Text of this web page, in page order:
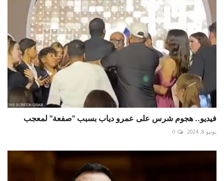
فيديو.. هجوم شرس على عمرو دياب بسبب "صفعة" لمعجب
يونيو 8, 2024 0